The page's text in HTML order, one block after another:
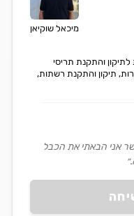
מיכאל שוקיאן
והתקנת תריסי
תיקון והתקנת רשתות,
אני הבאתי את הכבל